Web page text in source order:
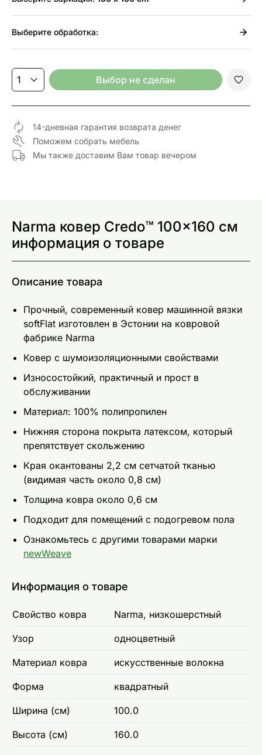
Выберите обработка:
Выбор не сделан
14-дневная гарантия возврата денег
Поможем собрать мебель
Мы также доставим Вам товар вечером
Narma ковер Credo™ 100x160 см
информация о товаре
Описание товара
Прочный, современный ковер машинной вязки
softFlat изготовлен в Эстонии на ковровой
фабрике Narma
Ковер c шумоизоляционными свойствами
Износостойкий, практичный и прост в
обслуживании
Материал: 100% полипропилен
Нижняя сторона покрыта латексом, который
препятствует скольжению
Края окантованы 2,2 см сетчатoй тканью
(видимая часть около 0,8 см)
Толщина ковра около 0,6 см
Подходит для помещений с подогревом пола
Ознакомьтесь с другими товарами марки
newWeave
Информация о товаре
Свойство ковра Narma, низкошерстный
Узор одноцветный
Материал ковра искусственные волокна
Форма квадратный
Ширина (см) 100.0
Высота (см) 160.0